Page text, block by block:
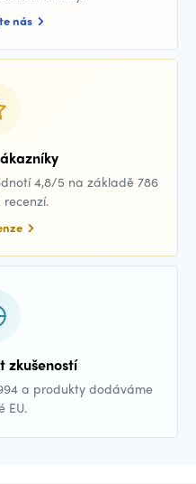
nás
4,8/5 na základě 786
zkušeností
a produkty dodáváme
EU.